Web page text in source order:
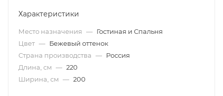
Характеристики
Место назначения — Гостиная и Спальня
Цвет — Бежевый оттенок
Страна производства — Россия
Длина, см — 220
Ширина, см — 200